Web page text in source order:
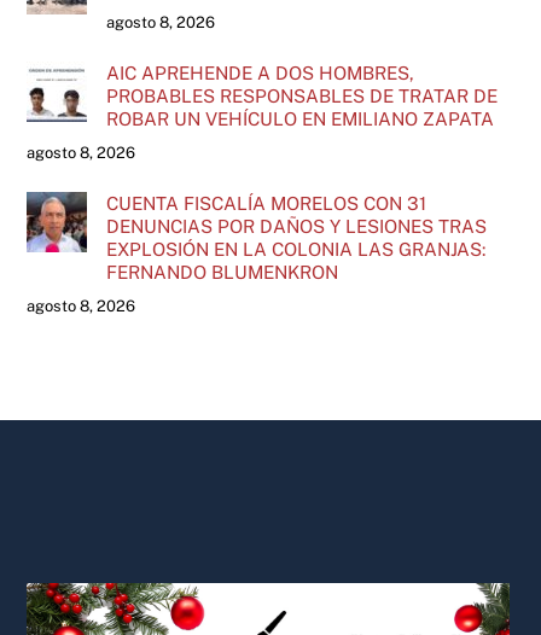
agosto 8, 2026
AIC APREHENDE A DOS HOMBRES,
PROBABLES RESPONSABLES DE TRATAR DE
ROBAR UN VEHÍCULO EN EMILIANO ZAPATA
agosto 8, 2026
CUENTA FISCALÍA MORELOS CON 31
DENUNCIAS POR DAÑOS Y LESIONES TRAS
EXPLOSIÓN EN LA COLONIA LAS GRANJAS:
FERNANDO BLUMENKRON
agosto 8, 2026
To